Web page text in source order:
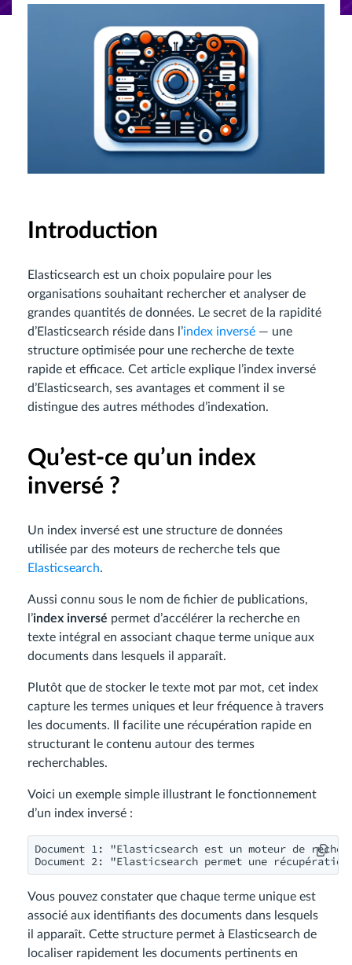
Introduction
Elasticsearch est un choix populaire pour les
organisations souhaitant rechercher et analyser de
grandes quantités de données. Le secret de la rapidité
d’Elasticsearch réside dans l’index inversé — une
structure optimisée pour une recherche de texte
rapide et efficace. Cet article explique l’index inversé
d’Elasticsearch, ses avantages et comment il se
distingue des autres méthodes d’indexation.
Qu’est-ce qu’un index
inversé ?
Un index inversé est une structure de données
utilisée par des moteurs de recherche tels que
Elasticsearch.
Aussi connu sous le nom de fichier de publications,
l’index inversé permet d’accélérer la recherche en
texte intégral en associant chaque terme unique aux
documents dans lesquels il apparaît.
Plutôt que de stocker le texte mot par mot, cet index
capture les termes uniques et leur fréquence à travers
les documents. Il facilite une récupération rapide en
structurant le contenu autour des termes
recherchables.
Voici un exemple simple illustrant le fonctionnement
d’un index inversé :
Document 1: "Elasticsearch est un moteur de
Document 2: "Elasticsearch permet une
Vous pouvez constater que chaque terme unique est
associé aux identifiants des documents dans lesquels
il apparaît. Cette structure permet à Elasticsearch de
localiser rapidement les documents pertinents en